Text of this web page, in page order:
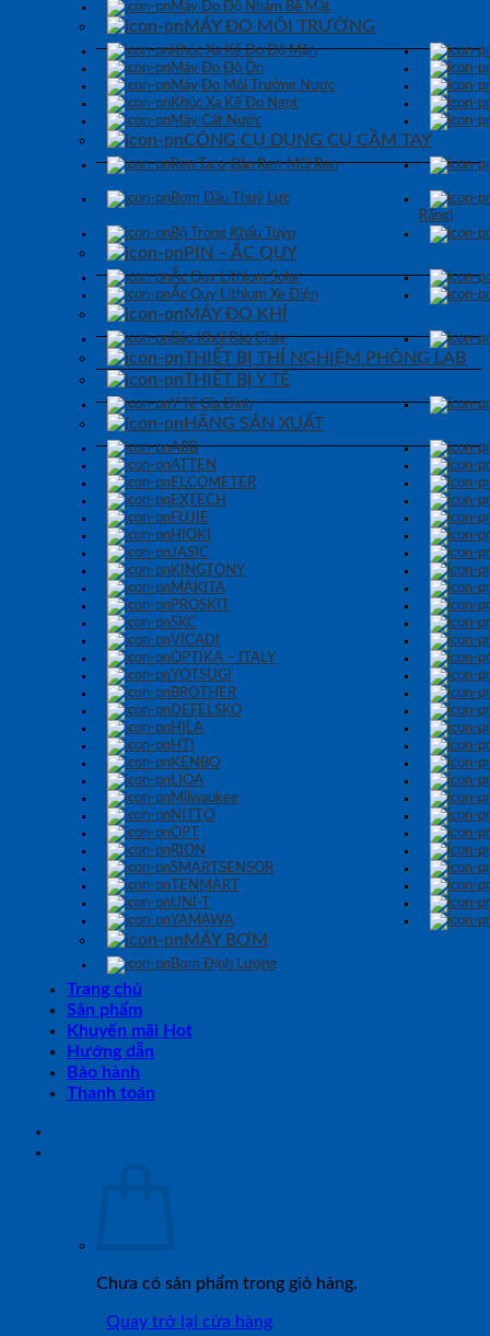
Máy Đo Độ Nhám Bề Mặt
MÁY ĐO MÔI TRƯỜNG
Khúc Xạ Kế Đo Độ Mặn
Máy Đo Độ Ồn
Máy Đo Môi Trường Nước
Khúc Xạ Kế Đo Ngọt
Máy Cất Nước
CÔNG CỤ DỤNG CỤ CẦM TAY
Ren Taro-Bàn Ren-Mũi Ren
Bơm Dầu Thuỷ Lực
Răng)
Bộ Tròng Khẩu Tuýp
PIN – ẮC QUY
Ắc Quy Lithium Solar
Ắc Quy Lithium Xe Điện
MÁY ĐO KHÍ
Báo Khói Báo Cháy
THIẾT BỊ THÍ NGHIỆM PHÒNG LAB
THIẾT BỊ Y TẾ
Y Tế Gia Đình
HÃNG SẢN XUẤT
ABB
ATTEN
ELCOMETER
EXTECH
FUJIE
HIOKI
JASIC
KINGTONY
MAKITA
PROSKIT
SKC
VICADI
OPTIKA – ITALY
YOTSUGI
BROTHER
DEFELSKO
HILA
HTI
KENBO
LIOA
Milwaukee
NITTO
OPT
RION
SMARTSENSOR
TENMART
UNI-T
YAMAWA
MÁY BƠM
Bơm Định Lượng
Trang chủ
Sản phẩm
Khuyến mãi Hot
Hướng dẫn
Bảo hành
Thanh toán
Chưa có sản phẩm trong giỏ hàng.
Quay trở lại cửa hàng